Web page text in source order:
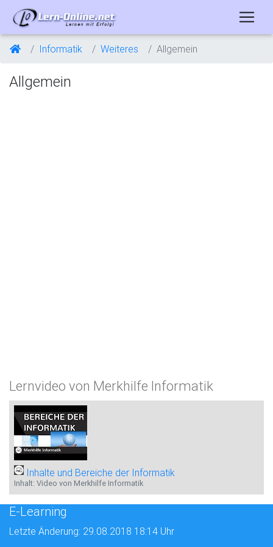
Informatik Weiteres Allgemein
Allgemein
Lernvideo von Merkhilfe Informatik
Inhalte und Bereiche der Informatik
Inhalt: Video von Merkhilfe Informatik
E-Learning
Letzte Änderung: 29.08.2018 18:14 Uhr